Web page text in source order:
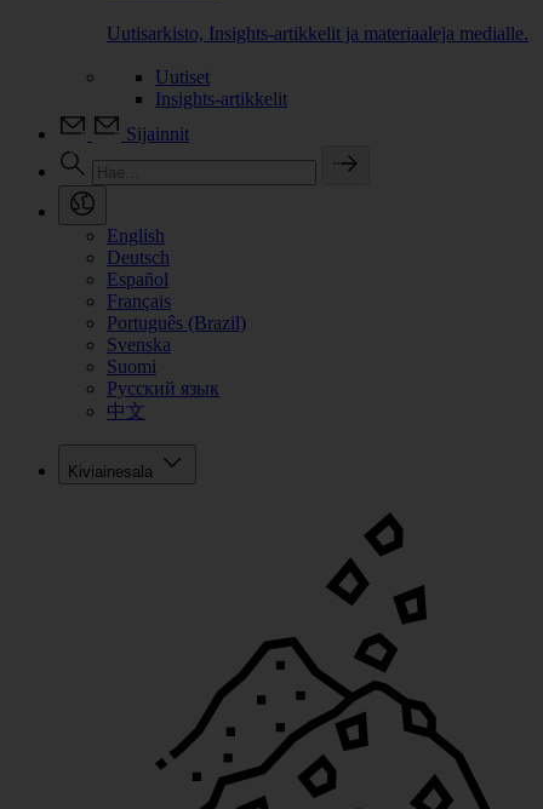
Uutisarkisto, Insights-artikkelit ja materiaaleja medialle.
Uutiset
Insights-artikkelit
Sijainnit
English
Deutsch
Español
Français
Português (Brazil)
Svenska
Suomi
Русский язык
中文
Kiviainesala